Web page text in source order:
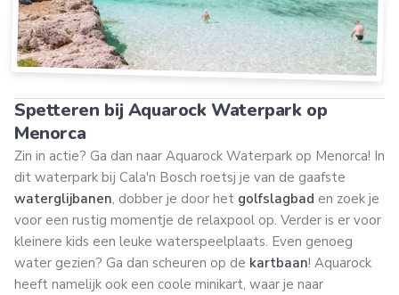
Spetteren bij Aquarock Waterpark op
Menorca
Zin in actie? Ga dan naar Aquarock Waterpark op Menorca! In
dit waterpark bij Cala'n Bosch roetsj je van de gaafste
waterglijbanen, dobber je door het golfslagbad en zoek je
voor een rustig momentje de relaxpool op. Verder is er voor
kleinere kids een leuke waterspeelplaats. Even genoeg
water gezien? Ga dan scheuren op de kartbaan! Aquarock
heeft namelijk ook een coole minikart, waar je naar